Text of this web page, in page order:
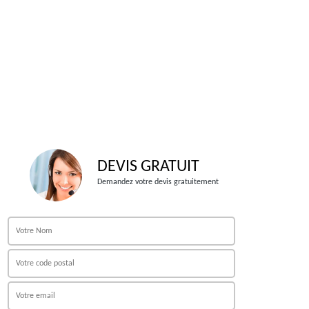
DEVIS GRATUIT
Demandez votre devis gratuitement